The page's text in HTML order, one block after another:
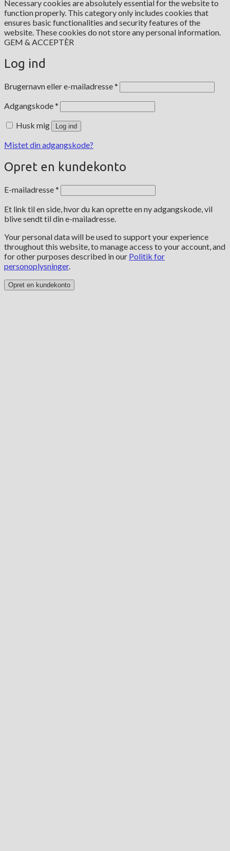
Necessary cookies are absolutely essential for the website to
function properly. This category only includes cookies that
ensures basic functionalities and security features of the
website. These cookies do not store any personal information.
GEM & ACCEPTÈR
Log ind
Brugernavn eller e-mailadresse*
Adgangskode*
Husk mig Log ind
Mistet din adgangskode?
Opret en kundekonto
E-mailadresse*
Et link til en side, hvor du kan oprette en ny adgangskode, vil
blive sendt til din e-mailadresse.
Your personal data will be used to support your experience
throughout this website, to manage access to your account, and
for other purposes described in our Politik for
personoplysninger.
Opret en kundekonto